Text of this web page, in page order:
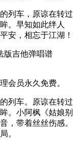
列车，原谅在转过
。早知如此绊人
安，相忘于江湖！
会员永久免费。
列车。原谅在转过
。小阿枫《姑娘别
，带着丝丝伤感。
。